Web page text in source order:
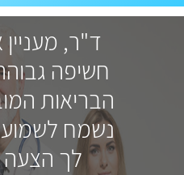
ד"ר,
חשיפה
הבריאות
נשמח
לך